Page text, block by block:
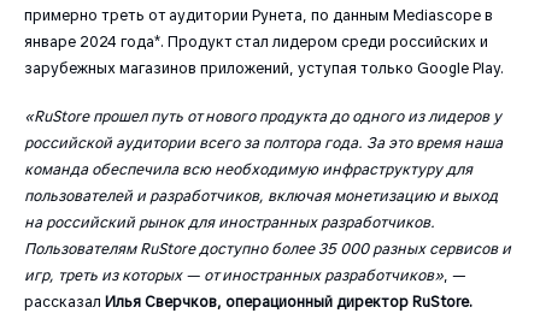
примерно треть от аудитории Рунета, по данным Mediascope в
январе 2024 года*. Продукт стал лидером среди российских и
зарубежных магазинов приложений, уступая только Google Play.
«RuStore прошел путь от нового продукта до одного из лидеров у
российской аудитории всего за полтора года. За это время наша
команда обеспечила всю необходимую инфраструктуру для
пользователей и разработчиков, включая монетизацию и выход
на российский рынок для иностранных разработчиков.
Пользователям RuStore доступно более 35 000 разных сервисов и
игр, треть из которых — от иностранных разработчиков», —
рассказал Илья Сверчков, операционный директор RuStore.